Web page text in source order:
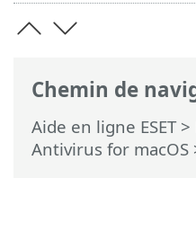
Chemin de
Aide en ligne ESET>
Antivirus for macOS